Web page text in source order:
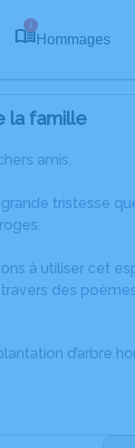
1
Hommages
la famille
amis,
grande tristesse
à utiliser cet
des
d’arbre